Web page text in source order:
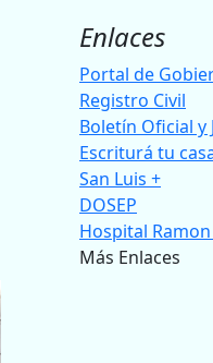
Enlaces
Portal de
Registro Civil
Boletín Oficial y
Escriturá tu
San Luis +
DOSEP
Hospital
Más Enlaces